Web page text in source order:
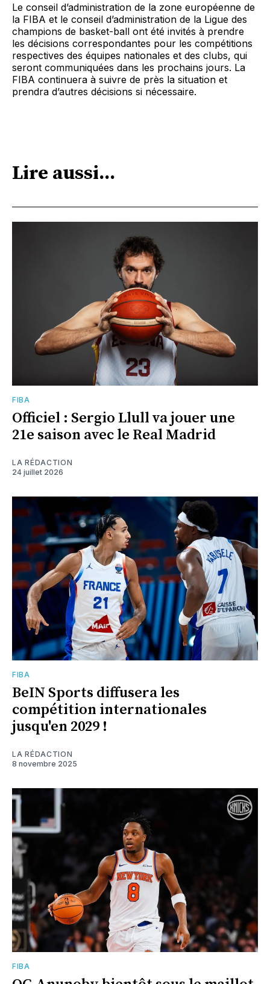
Le conseil d’administration de la zone européenne de
la FIBA et le conseil d’administration de la Ligue des
champions de basket-ball ont été invités à prendre
les décisions correspondantes pour les compétitions
respectives des équipes nationales et des clubs, qui
seront communiquées dans les prochains jours. La
FIBA continuera à suivre de près la situation et
prendra d’autres décisions si nécessaire.
Lire aussi...
FIBA
Officiel : Sergio Llull va jouer une
21e saison avec le Real Madrid
LA RÉDACTION
24 juillet 2026
FIBA
BeIN Sports diffusera les
compétition internationales
jusqu'en 2029 !
LA RÉDACTION
8 novembre 2025
FIBA